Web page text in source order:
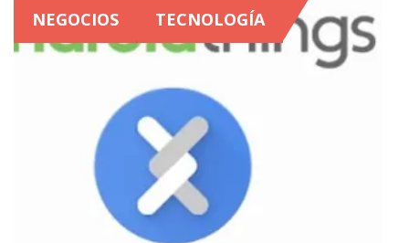
NEGOCIOS TECNOLOGÍA